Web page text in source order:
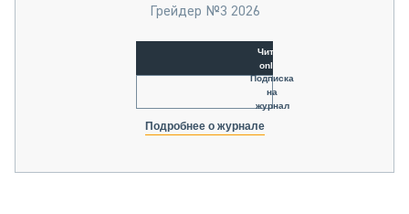
Грейдер №3 2026
Читать
online
Подписка
на
журнал
Подробнее о журнале